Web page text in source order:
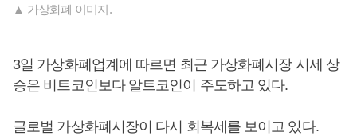
▲ 가상화폐 이미지.
3일 가상화폐업계에 따르면 최근 가상화폐시장 시세 상
승은 비트코인보다 알트코인이 주도하고 있다.
글로벌 가상화폐시장이 다시 회복세를 보이고 있다.